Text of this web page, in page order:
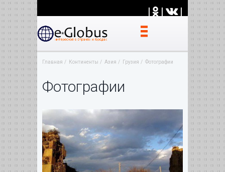
| | |
Главная Континенты Азия Грузия Фотографии
Фотографии